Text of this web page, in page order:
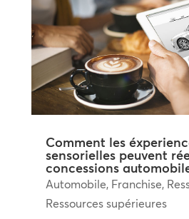
Comment les
sensorielles peuvent
concessions
Automobile, Franchise,
Ressources supérieures